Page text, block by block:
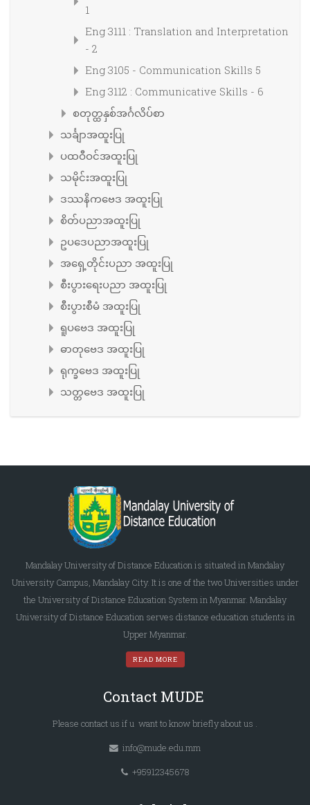
1
Eng 3111 : Translation and Interpretation
- 2
Eng 3105 - Communication Skills 5
Eng 3112 : Communicative Skills - 6
စတုတ္ထနှစ်အင်္ဂလိပ်စာ
သင်္ချာအထူးပြု
ပထဝီဝင်အထူးပြု
သမိုင်းအထူးပြု
ဒဿနိကဗေဒ အထူးပြု
စိတ်ပညာအထူးပြု
ဥပဒေပညာအထူးပြု
အရှေ့တိုင်းပညာ အထူးပြု
စီးပွားရေးပညာ အထူးပြု
စီးပွားစီမံ အထူးပြု
ရူပဗေဒ အထူးပြု
ဓာတုဗေဒ အထူးပြု
ရုက္ခဗေဒ အထူးပြု
သတ္တဗေဒ အထူးပြု
Mandalay University of Distance Education is situated in Mandalay
University Campus, Mandalay City. It is one of the two Universities under
the University of Distance Education System in Myanmar. Mandalay
University of Distance Education serves distance education students in
Upper Myanmar.
READ MORE
Contact MUDE
Please contact us if u want to know brieflyabout us
info@mude.edu.mm
+95912345678